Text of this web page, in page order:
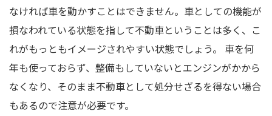
なければ車を動かすことはできません。車としての機能が
損なわれている状態を指して不動車ということは多く、こ
れがもっともイメージされやすい状態でしょう。 車を何
年も使っておらず、整備もしていないとエンジンがかから
なくなり、そのまま不動車として処分せざるを得ない場合
もあるので注意が必要です。